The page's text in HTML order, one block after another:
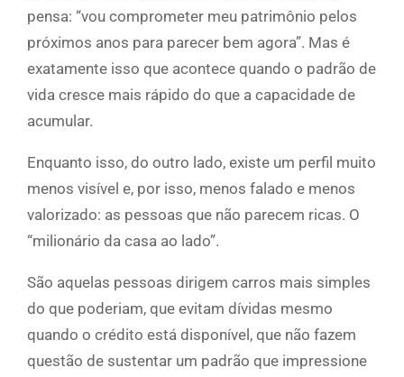
pensa: “vou comprometer meu patrimônio pelos
próximos anos para parecer bem agora”. Mas é
exatamente isso que acontece quando o padrão de
vida cresce mais rápido do que a capacidade de
acumular.
Enquanto isso, do outro lado, existe um perfil muito
menos visível e, por isso, menos falado e menos
valorizado: as pessoas que não parecem ricas. O
“milionário da casa ao lado”.
São aquelas pessoas dirigem carros mais simples
do que poderiam, que evitam dívidas mesmo
quando o crédito está disponível, que não fazem
questão de sustentar um padrão que impressione